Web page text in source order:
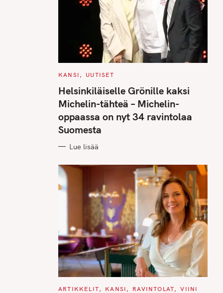
C
T
E
G
O
I
E
S
KANSI UUTISET
Helsinkiläiselle Grönille kaksi
Michelin-tähteä – Michelin-
oppaassa on nyt 34 ravintolaa
Suomesta
Lue lisää
C
ARTIKKELIT KANSI RAVINTOLAT VIINI